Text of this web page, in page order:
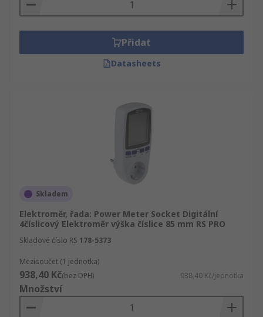
Přidat
Datasheets
Skladem
Elektroměr, řada: Power Meter Socket Digitální
4číslicový Elektroměr výška číslice 85 mm RS PRO
Skladové číslo RS 178-5373
Mezisoučet (1 jednotka)
938,40 Kč(bez DPH) 938,40 Kč/jednotka
Množství